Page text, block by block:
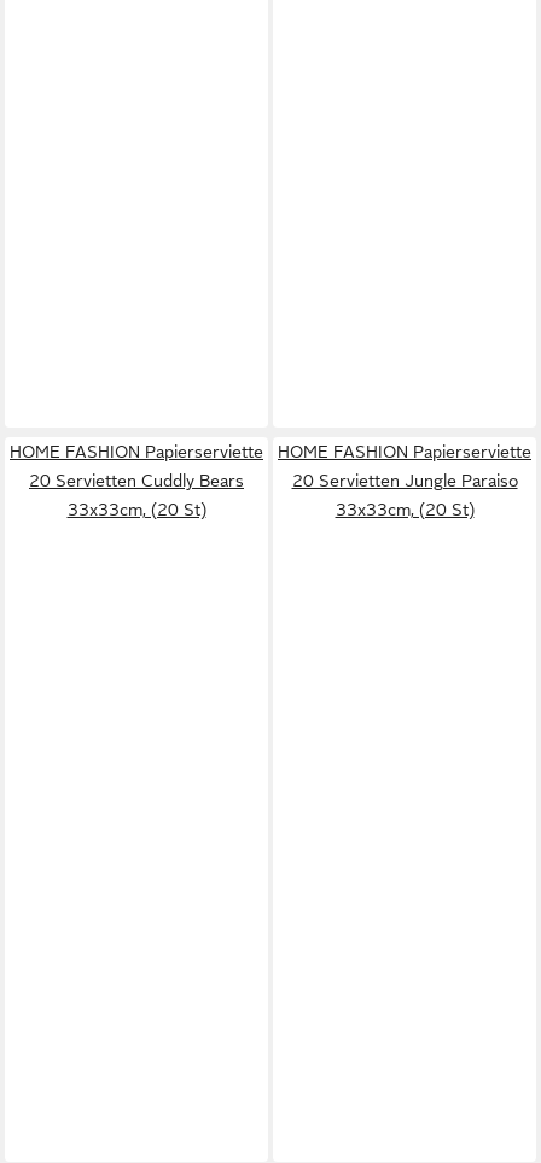
HOME FASHION Papierserviette
20 Servietten Cuddly Bears
33x33cm, (20 St)
HOME FASHION Papierserviette
20 Servietten Jungle Paraiso
33x33cm, (20 St)